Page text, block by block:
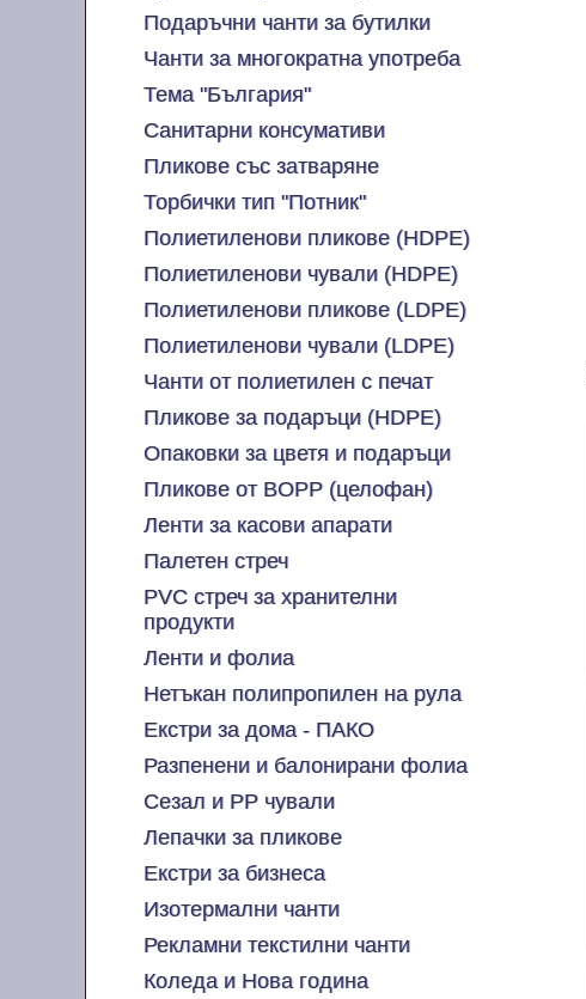
Подаръчни чанти за бутилки
Чанти за многократна употреба
Тема "България"
Санитарни консумативи
Пликове със затваряне
Торбички тип "Потник"
Полиетиленови пликове (HDPE)
Полиетиленови чували (HDPE)
Полиетиленови пликове (LDPE)
Полиетиленови чували (LDPE)
Чанти от полиетилен с печат
Пликове за подаръци (HDPE)
Опаковки за цветя и подаръци
Пликове от BOPP (целофан)
Ленти за касови апарати
Палетен стреч
PVC стреч за хранителни
продукти
Ленти и фолиа
Нетъкан полипропилен на рула
Екстри за дома - ПАКО
Разпенени и балонирани фолиа
Сезал и PP чували
Лепачки за пликове
Екстри за бизнеса
Изотермални чанти
Рекламни текстилни чанти
Коледа и Нова година